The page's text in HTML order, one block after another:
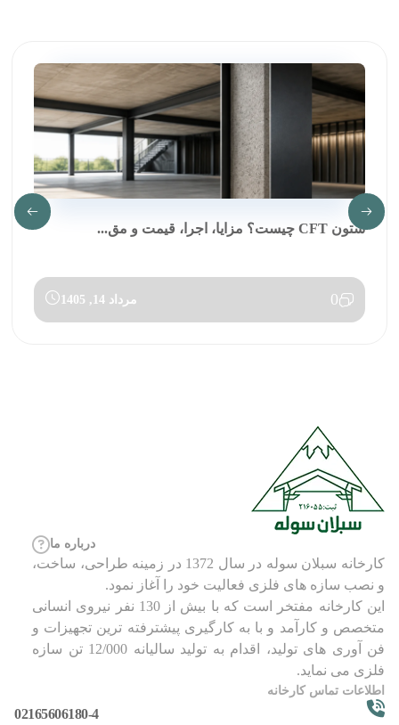
ستون CFT چیست؟ مزایا، اجرا، قیمت و مق...
0 مرداد 14, 1405
درباره ما
کارخانه سبلان سوله در سال 1372 در زمینه طراحی، ساخت،
و نصب سازه های فلزی فعالیت خود را آغاز نمود.
این کارخانه مفتخر است که با بیش از 130 نفر نیروی انسانی
متخصص و کارآمد و با به کارگیری پیشترفته ترین تجهیزات و
فن آوری های تولید، اقدام به تولید سالیانه 12/000 تن سازه
فلزی می نماید.
اطلاعات تماس کارخانه
02165606180-4